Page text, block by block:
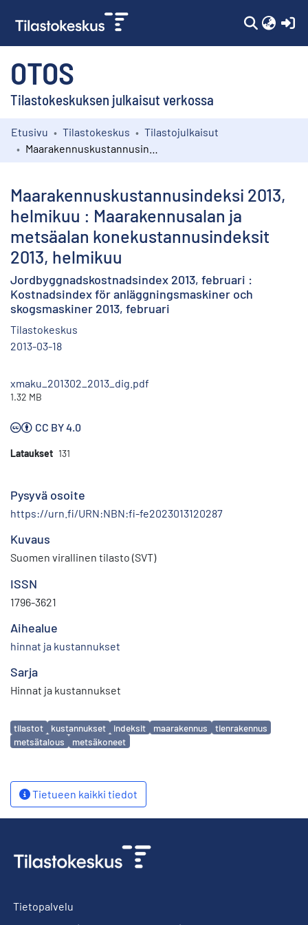
OTOS
Tilastokeskuksen julkaisut verkossa
Kokoelmat
Etusivu Tilastokeskus
Tilastojulkaisut
Maarakennuskustannusindeksi 2013,
helmikuu : Maarakennusalan ja
metsäalan konekustannusindeksit
2013, helmikuu
Jordbyggnadskostnadsindex 2013, februari :
Kostnadsindex för anläggningsmaskiner och
skogsmaskiner 2013, februari
Tilastokeskus
2013-03-18
xmaku_201302_2013_dig.pdf
1.32 MB
CC BY 4.0
Lataukset 131
Pysyvä osoite
https://urn.fi/URN:NBN:fi-fe2023013120287
Kuvaus
Suomen virallinen tilasto (SVT)
ISSN
1796-3621
Aihealue
hinnat ja kustannukset
Sarja
Hinnat ja kustannukset
Avainsanat
tilastot kustannukset indeksit maarakennus
tienrakennus
metsätalous
metsäkoneet
Tietueen kaikki tiedot
Tietopalvelu